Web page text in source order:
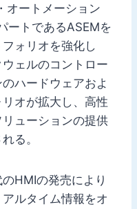
オートメーション
ートであるASEMを
ォリオを強化し
ェルのコントロー
ハードウェアおよ
オが拡大し、高性
ューションの提供
る。
HMIの発売により
ルタイム情報をオ